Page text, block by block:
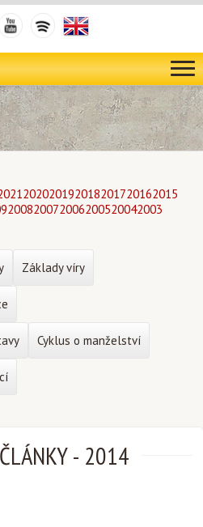
202020192018201720162015
200820072006200520042003
- 2014
Základy víry
Cyklus o manželství